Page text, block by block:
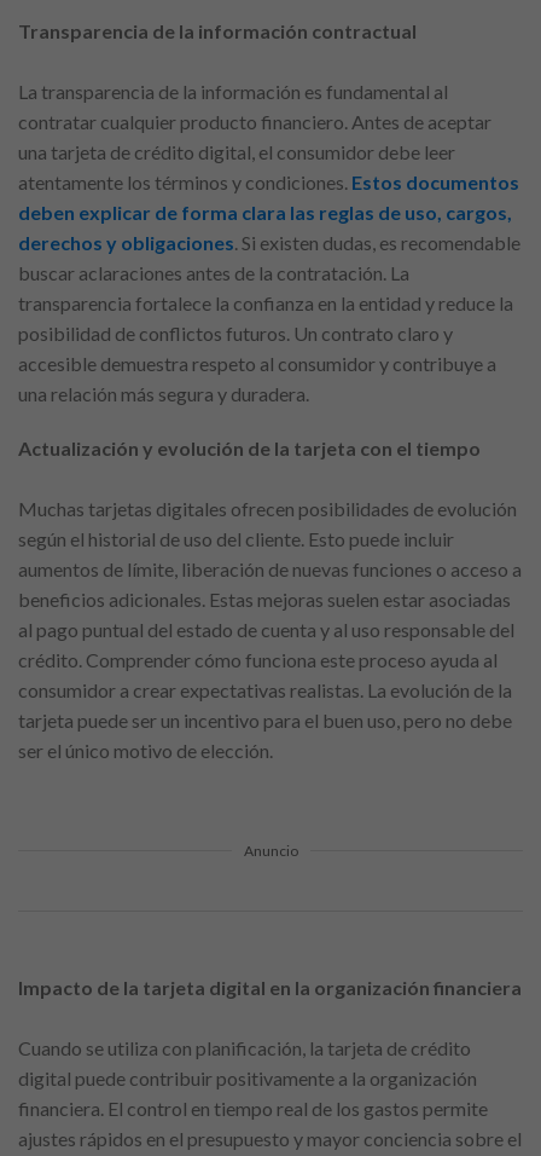
Transparencia de la información contractual
La transparencia de la información es fundamental al
contratar cualquier producto financiero. Antes de aceptar
una tarjeta de crédito digital, el consumidor debe leer
atentamente los términos y condiciones. Estos documentos
deben explicar de forma clara las reglas de uso, cargos,
derechos y obligaciones . Si existen dudas, es recomendable
buscar aclaraciones antes de la contratación. La
transparencia fortalece la confianza en la entidad y reduce la
posibilidad de conflictos futuros. Un contrato claro y
accesible demuestra respeto al consumidor y contribuye a
una relación más segura y duradera.
Actualización y evolución de la tarjeta con el tiempo
Muchas tarjetas digitales ofrecen posibilidades de evolución
según el historial de uso del cliente. Esto puede incluir
aumentos de límite, liberación de nuevas funciones o acceso a
beneficios adicionales. Estas mejoras suelen estar asociadas
al pago puntual del estado de cuenta y al uso responsable del
crédito. Comprender cómo funciona este proceso ayuda al
consumidor a crear expectativas realistas. La evolución de la
tarjeta puede ser un incentivo para el buen uso, pero no debe
ser el único motivo de elección.
Anuncio
Impacto de la tarjeta digital en la organización financiera
Cuando se utiliza con planificación, la tarjeta de crédito
digital puede contribuir positivamente a la organización
financiera. El control en tiempo real de los gastos permite
ajustes rápidos en el presupuesto y mayor conciencia sobre el